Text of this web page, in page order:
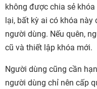
không được chia sẻ
lại, bất kỳ ai có khóa này
người dùng. Nếu quên,
cũ và thiết lập khóa mới.
Người dùng cũng cần
người dùng chỉ nên cấp